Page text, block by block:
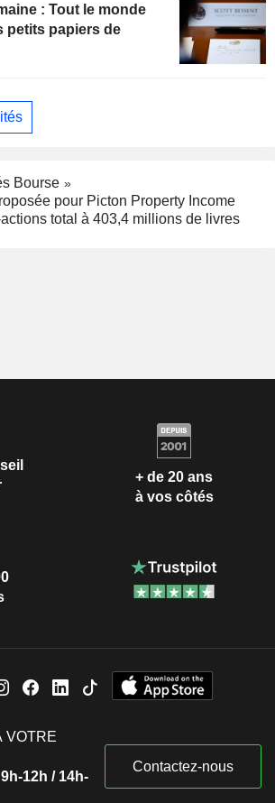
: Tout le monde
petits papiers de
Bourse
pour Picton Property Income
total à 403,4 millions de livres
+ de 20 ans
à vos côtés
VOTRE
12h / 14h-
Contactez-nous